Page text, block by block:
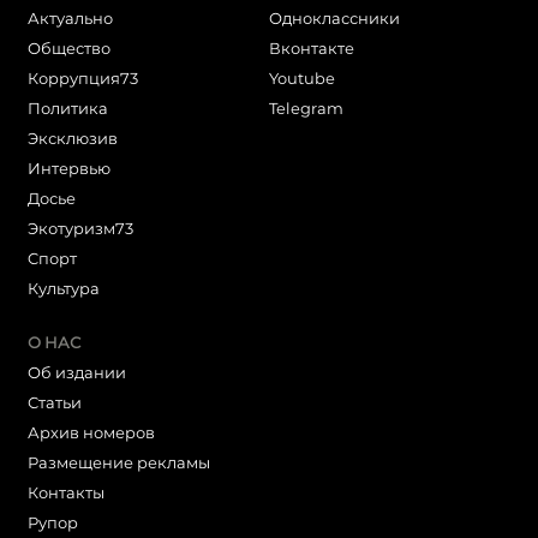
Актуально
Общество
Коррупция73
Политика
Эксклюзив
Интервью
Досье
Экотуризм73
Cпорт
Культура
Одноклассники
Вконтакте
Youtube
Telegram
О НАС
Об издании
Статьи
Архив номеров
Размещение рекламы
Контакты
Рупор